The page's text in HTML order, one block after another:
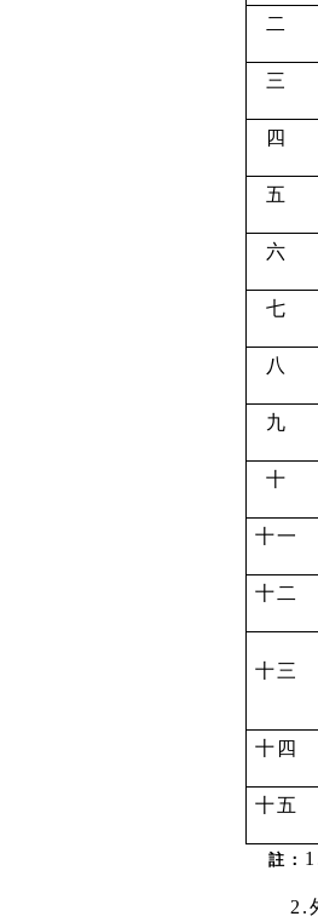
二
三
四
五
六
七
八
九
十
十一
十二
十三
十四
十五
註：
2.